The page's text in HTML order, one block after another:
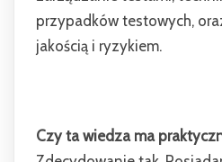
przypadków testowych,
jakością i ryzykiem.
Czy ta wiedza ma